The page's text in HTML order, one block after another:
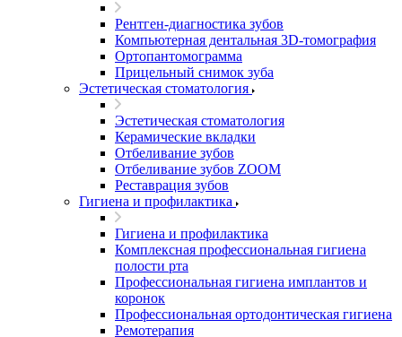
Рентген-диагностика зубов
Компьютерная дентальная 3D-томография
Ортопантомограмма
Прицельный снимок зуба
Эстетическая стоматология
Эстетическая стоматология
Керамические вкладки
Отбеливание зубов
Отбеливание зубов ZOOM
Реставрация зубов
Гигиена и профилактика
Гигиена и профилактика
Комплексная профессиональная гигиена
полости рта
Профессиональная гигиена имплантов и
коронок
Профессиональная ортодонтическая гигиена
Ремотерапия